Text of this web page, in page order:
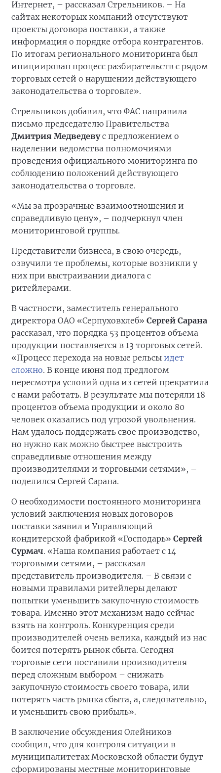
Интернет, – рассказал Стрельников. – На
сайтах некоторых компаний отсутствуют
проекты договора поставки, а также
информация о порядке отбора контрагентов.
По итогам регионального мониторинга был
инициирован процесс разбирательств с рядом
торговых сетей о нарушении действующего
законодательства о торговле».
Стрельников добавил, что ФАС направила
письмо председателю Правительства
Дмитрия Медведевус предложением о
наделении ведомства полномочиями
проведения официального мониторинга по
соблюдению положений действующего
законодательства о торговле.
«Мы за прозрачные взаимоотношения и
справедливую цену», – подчеркнул член
мониторинговой группы.
Представители бизнеса, в свою очередь,
озвучили те проблемы, которые возникли у
них при выстраивании диалога с
ритейлерами.
В частности, заместитель генерального
директора ОАО «Серпуховхлеб» Сергей Сарана
рассказал, что порядка 53 процентов объема
продукции поставляется в 13 торговых сетей.
«Процесс перехода на новые рельсы идет
сложно. В конце июня под предлогом
пересмотра условий одна из сетей прекратила
с нами работать. В результате мы потеряли 18
процентов объема продукции и около 80
человек оказались под угрозой увольнения.
Нам удалось поддержать свое производство,
но нужно как можно быстрее выстроить
справедливые отношения между
производителями и торговыми сетями», –
поделился Сергей Сарана.
О необходимости постоянного мониторинга
условий заключения новых договоров
поставки заявил и Управляющий
кондитерской фабрикой «Господарь» Сергей
Сурмач. «Наша компания работает с 14
торговыми сетями, – рассказал
представитель производителя. – В связи с
новыми правилами ритейлеры делают
попытки уменьшить закупочную стоимость
товара. Именно этот механизм надо сейчас
взять на контроль. Конкуренция среди
производителей очень велика, каждый из нас
боится потерять рынок сбыта. Сегодня
торговые сети поставили производителя
перед сложным выбором – снижать
закупочную стоимость своего товара, или
потерять часть рынка сбыта, а, следовательно,
и уменьшить свою прибыль».
В заключение обсуждения Олейников
сообщил, что для контроля ситуации в
муниципалитетах Московской области будут
сформированы местные мониторинговые